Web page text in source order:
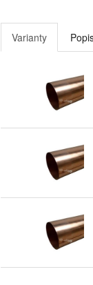
Varianty